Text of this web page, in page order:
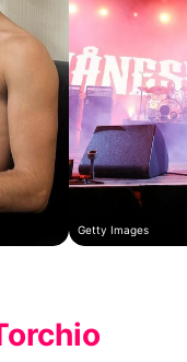
Getty Images